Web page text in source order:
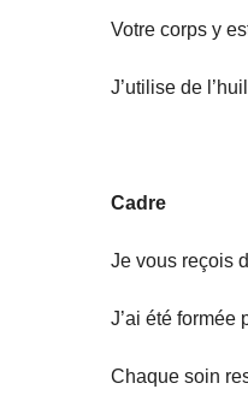
Votre corps y
J’utilise de
Cadre
Je vous reçois
J’ai été
Chaque soin